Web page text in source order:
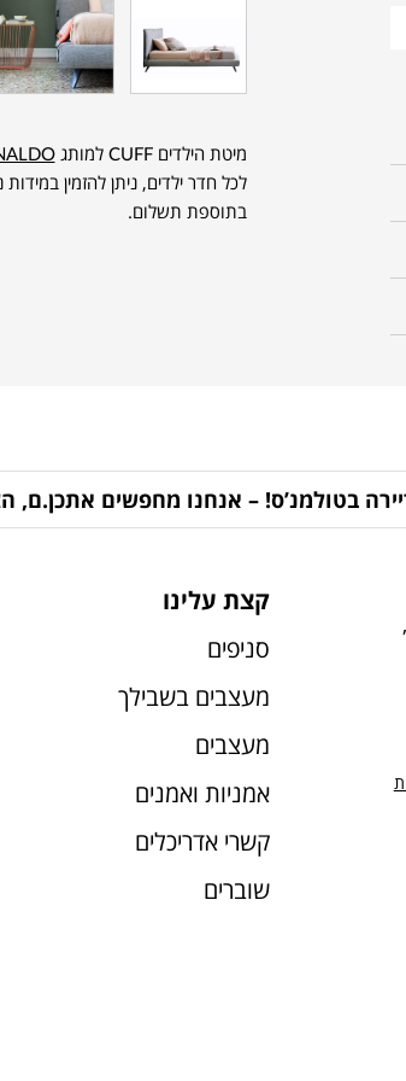
מיטת הילדים CUFF למותג
לכל חדר ילדים, ניתן להזמין
בתוספת תשלום.
בטולמנ’ס! – אנחנו מחפשים אתכן.ם,
קצת עלינו
סניפים
מעצבים בשבילך
מעצבים
אמניות ואמנים
קשרי אדריכלים
שוברים